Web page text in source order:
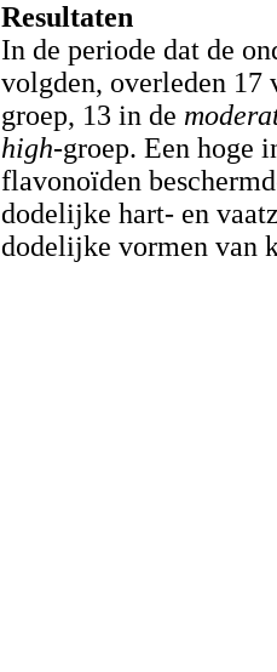
Resultaten
In de periode dat de
volgden, overleden
groep, 13 in de
high-groep. Een hoge
flavonoïden
dodelijke hart- en
dodelijke vormen van